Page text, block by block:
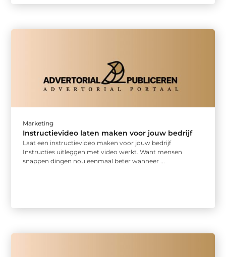
Marketing
Instructievideo laten maken voor jouw bedrijf
Laat een instructievideo maken voor jouw bedrijf
Instructies uitleggen met video werkt. Want mensen
snappen dingen nou eenmaal beter wanneer ...